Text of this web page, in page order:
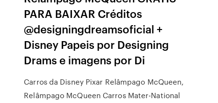
PARA BAIXAR Créditos
@designingdreamsoficial +
Disney Papeis por Designing
Drams e imagens por Di
Carros da Disney Pixar Relâmpago McQueen,
Relâmpago McQueen Carros Mater-National